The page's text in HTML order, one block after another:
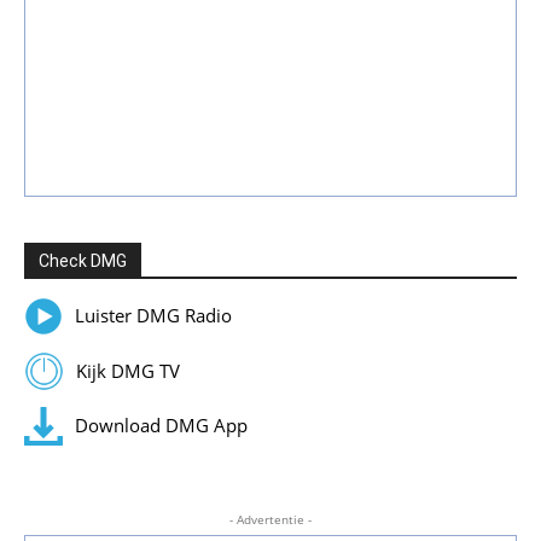
Check DMG
Luister DMG Radio
Kijk DMG TV
Download DMG App
- Advertentie -